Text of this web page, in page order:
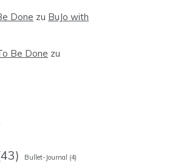
Done zu BuJo with
Be Done zu
Bullet-Journal (4)